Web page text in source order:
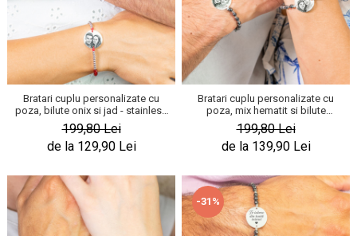
Bratari cuplu personalizate cu
poza, bilute onix si jad - stainless
steel
199,80 Lei
de la 129,90 Lei
Bratari cuplu personalizate cu
poza, mix hematit si bilute
stainless steel
199,80 Lei
de la 139,90 Lei
-31%